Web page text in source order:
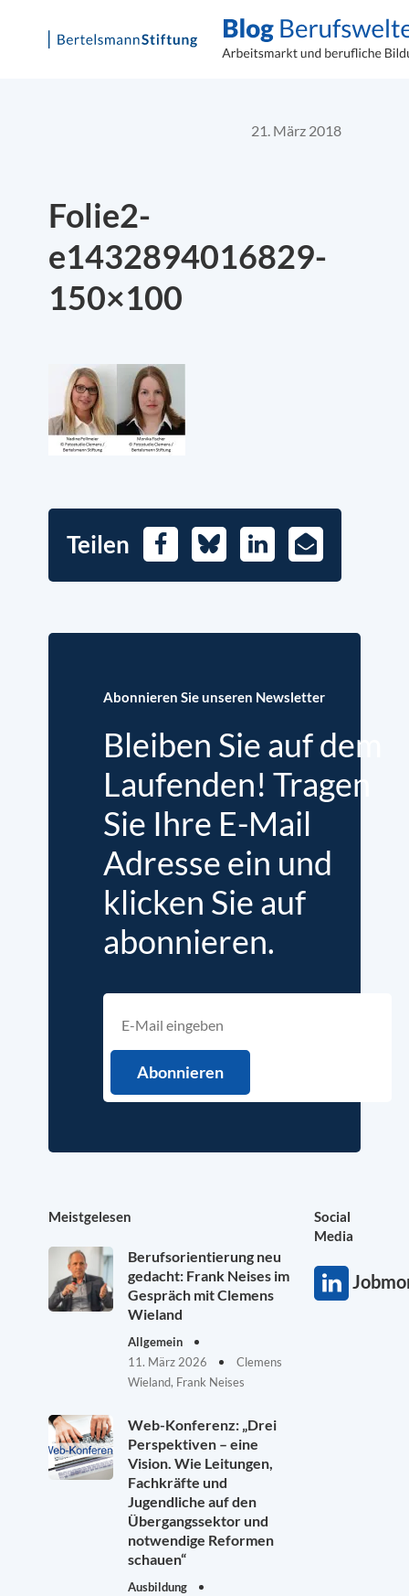
21. März 2018
Folie2-
e1432894016829-
150×100
Teilen FacebookBlueskyLinkedIn
E-
Mail
Abonnieren Sie unseren Newsletter
Bleiben Sie auf dem
Laufenden! Tragen
Sie Ihre E-Mail
Adresse ein und
klicken Sie auf
abonnieren.
Meistgelesen
Berufsorientierung neu
gedacht: Frank Neises im
Gespräch mit Clemens
Wieland
Allgemein
11. März 2026
Clemens
Wieland, Frank Neises
Web-Konferenz: „Drei
Perspektiven – eine
Vision. Wie Leitungen,
Fachkräfte und
Jugendliche auf den
Übergangssektor und
notwendige Reformen
schauen“
Ausbildung
Social
Media